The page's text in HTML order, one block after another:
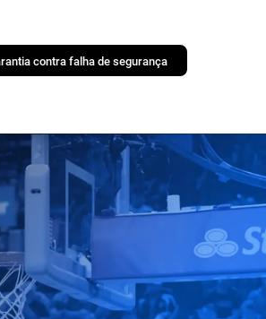
contra falha de segurança